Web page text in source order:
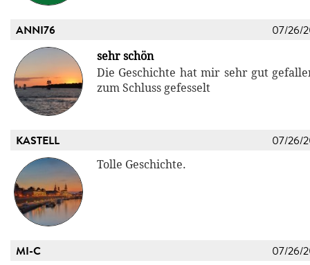
ANNI76 07/26/
sehr schön
Die Geschichte hat mir sehr gut
zum Schluss gefesselt
KASTELL 07/26/
Tolle Geschichte.
MI-C 07/26/